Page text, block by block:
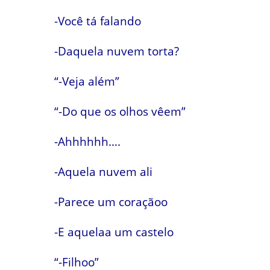
-Você tá falando
-Daquela nuvem torta?
“-Veja além”
“-Do que os olhos vêem”
-Ahhhhhh….
-Aquela nuvem ali
-Parece um coraçãoo
-E aquelaa um castelo
“-Filhoo”